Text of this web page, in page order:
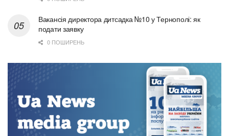
Вакансія директора дитсадка №10 у Тернополі: як
подати заявку
0 ПОШИРЕНЬ